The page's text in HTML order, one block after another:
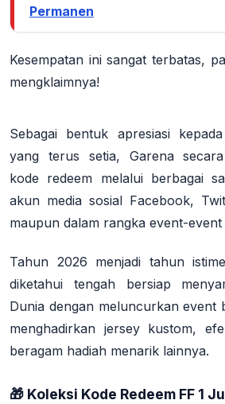
Permanen
Kesempatan ini sangat terbatas,
mengklaimnya!
Sebagai bentuk apresiasi
yang terus setia, Garena
kode redeem melalui berbagai
akun media sosial Facebook,
maupun dalam rangka event-event
Tahun 2026 menjadi tahun
diketahui tengah bersiap
Dunia dengan meluncurkan event
menghadirkan jersey kustom,
beragam hadiah menarik lainnya.
🎁 Koleksi Kode Redeem FF 1